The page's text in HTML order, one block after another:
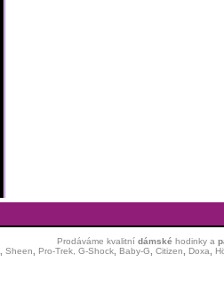
Prodáváme kvalitní dámské hodinkya
Sheen Pro-Trek, G-Shock, Baby-G Citizen Doxa